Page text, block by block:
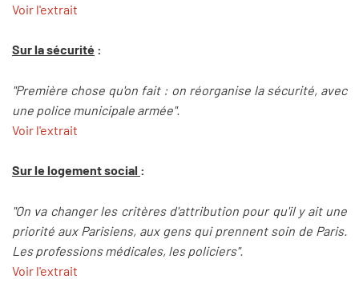
Voir l'extrait
Sur la sécurité :
"Première chose qu'on fait : on réorganise la sécurité, avec
une police municipale armée".
Voir l'extrait
Sur le logement social :
"On va changer les critères d'attribution pour qu'il y ait une
priorité aux Parisiens, aux gens qui prennent soin de Paris.
Les professions médicales, les policiers".
Voir l'extrait